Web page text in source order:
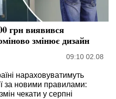
грн виявився
змінює дизайн
09:10 02.08
нараховуватимуть
за новими правилами:
чекати у серпні